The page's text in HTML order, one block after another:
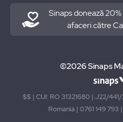
Sinaps donează
afaceri către
©2026 Sinaps
$$ | CUI: RO 31321680 | J22/
Romania | 0761 149 793